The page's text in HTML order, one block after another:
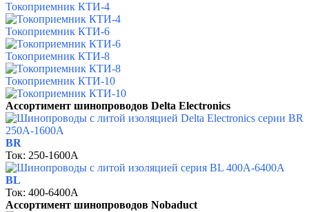
Токоприемник КТИ-4
Токоприемник КТИ-6
Токоприемник КТИ-8
Токоприемник КТИ-10
Ассортимент шинопроводов Delta Electronics
BR
Ток: 250-1600A
BL
Ток: 400-6400A
Ассортимент шинопроводов Nobaduct